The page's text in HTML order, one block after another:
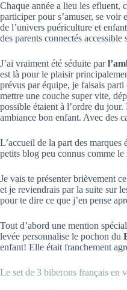
Chaque année a lieu les efluent,
participer pour s’amuser, se voir
de l’univers puériculture et
des parents connectés
J’ai vraiment été séduite par
est là pour le plaisir
prévus par équipe, je faisais
mettre une couche super vite,
possible étaient à l’ordre du
ambiance bon enfant. Avec des
L’accueil de la part des marques
petits blog peu connus comme le
Je vais te présenter brièvement
et je reviendrais par la suite sur
pour te dire ce que j’en pense
Tout d’abord une mention
levée personnalise le pochon du
enfant! Elle était franchement
Le set de 3 biberons français en